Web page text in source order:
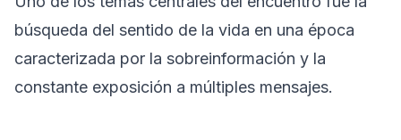
búsqueda del sentido de la vida en una época
caracterizada por la sobreinformación y la
constante exposición a múltiples mensajes.